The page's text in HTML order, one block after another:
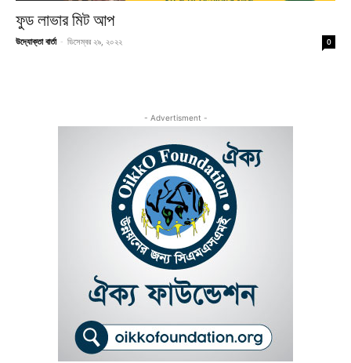
ফুড লাভার মিট আপ
উদ্যোক্তা বার্তা - ডিসেম্বর ২৯, ২০২২ 0
- Advertisment -